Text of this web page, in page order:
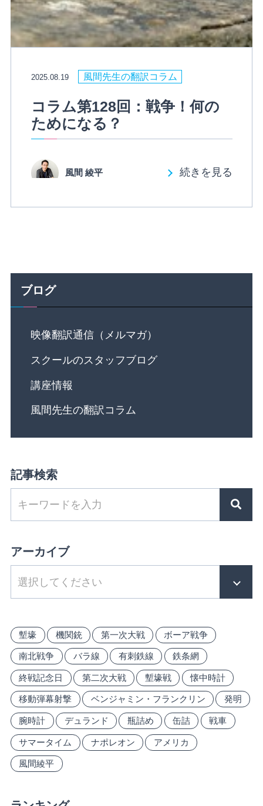
2025.08.19 風間先生の翻訳コラム
コラム第128回：戦争！何の
ためになる？
風間 綾平 続きを見る
ブログ
映像翻訳通信（メルマガ）
スクールのスタッフブログ
講座情報
風間先生の翻訳コラム
記事検索
アーカイブ
塹壕 機関銃 第一次大戦 ボーア戦争
南北戦争 バラ線 有刺鉄線 鉄条網
終戦記念日 第二次大戦 塹壕戦 懐中時計
移動弾幕射撃 ベンジャミン・フランクリン 発明
腕時計 デュランド 瓶詰め 缶詰 戦車
サマータイム ナポレオン アメリカ
風間綾平